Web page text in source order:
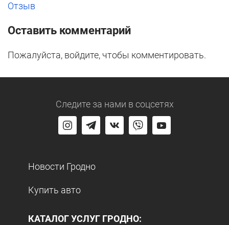
Отзыв
Оставить комментарий
Пожалуйста, войдите, чтобы комментировать.
Следите за нами в соцсетях
Новости Гродно
Купить авто
КАТАЛОГ УСЛУГ ГРОДНО: